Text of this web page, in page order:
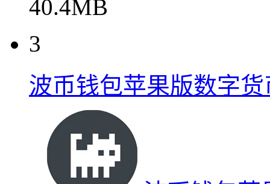
40.4MB
3
波币钱包苹果版数字